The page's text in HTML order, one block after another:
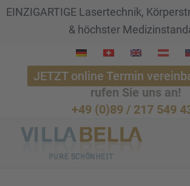
EINZIGARTIGE Lasertechnik,
& höchster
JETZT online Termin
rufen Sie uns an!
+49 (0)89 / 217 549